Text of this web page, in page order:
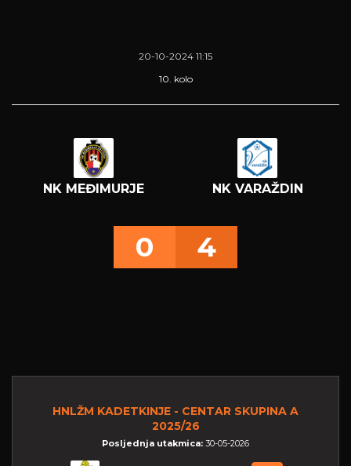
20-10-2024 11:15
10. kolo
NK MEĐIMURJE NK VARAŽDIN
0 4
HNLŽM KADETKINJE - CENTAR SKUPINA A
2025/26
Posljednja utakmica: 30-05-2026